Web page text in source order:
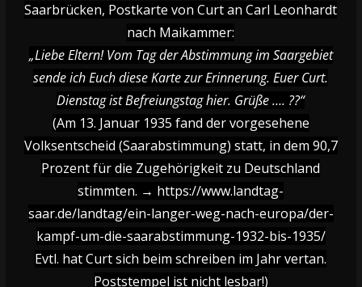
Saarbrücken, Postkarte von Curt an Carl Leonhardt
nach Maikammer:
„Liebe Eltern! Vom Tag der Abstimmung im Saargebiet
sende ich Euch diese Karte zur Erinnerung. Euer Curt.
Dienstag ist Befreiungstag hier. Grüße …. ??“
(Am 13. Januar 1935 fand der vorgesehene
Volksentscheid (Saarabstimmung) statt, in dem 90,7
Prozent für die Zugehörigkeit zu Deutschland
stimmten. → https://www.landtag-
saar.de/landtag/ein-langer-weg-nach-europa/der-
kampf-um-die-saarabstimmung-1932-bis-1935/
Evtl. hat Curt sich beim schreiben im Jahr vertan.
Poststempel ist nicht lesbar!)